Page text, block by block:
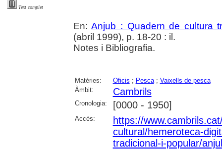
Text complet
En:Anjub : Quadern de cultura
(abril 1999), p. 18-20 : il.
Notes i Bibliografia.
Matèries: Oficis ; Pesca; Vaixells de pesca
Àmbit:
Cambrils
Cronologia: [0000 - 1950]
Accés:
https://
cultural/hemeroteca-
tradicional-i-popular/